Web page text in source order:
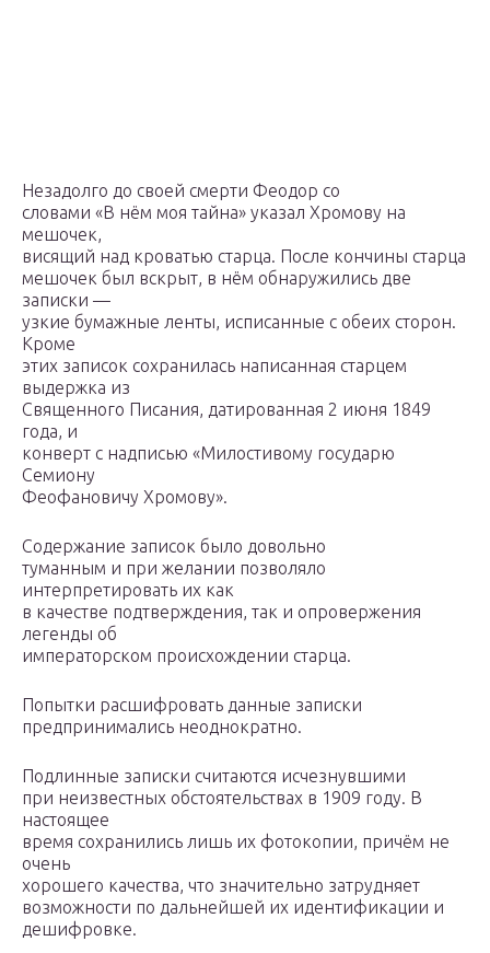
Незадолго до своей смерти Феодор со
словами «В нём моя тайна» указал Хромову на
мешочек,
висящий над кроватью старца. После кончины старца
мешочек был вскрыт, в нём обнаружились две
записки —
узкие бумажные ленты, исписанные с обеих сторон.
Кроме
этих записок сохранилась написанная старцем
выдержка из
Священного Писания, датированная 2 июня 1849
года, и
конверт с надписью «Милостивому государю
Семиону
Феофановичу Хромову».
Содержание записок было довольно
туманным и при желании позволяло
интерпретировать их как
в качестве подтверждения, так и опровержения
легенды об
императорском происхождении старца.
Попытки расшифровать данные записки
предпринимались неоднократно.
Подлинные записки считаются исчезнувшими
при неизвестных обстоятельствах в 1909 году. В
настоящее
время сохранились лишь их фотокопии, причём не
очень
хорошего качества, что значительно затрудняет
возможности по дальнейшей их идентификации и
дешифровке.